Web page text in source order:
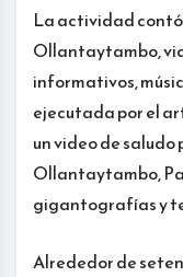
La actividad
Ollantaytambo,
informativos,
ejecutada por el
un video de
Ollantaytambo,
gigantografías y
Alrededor de